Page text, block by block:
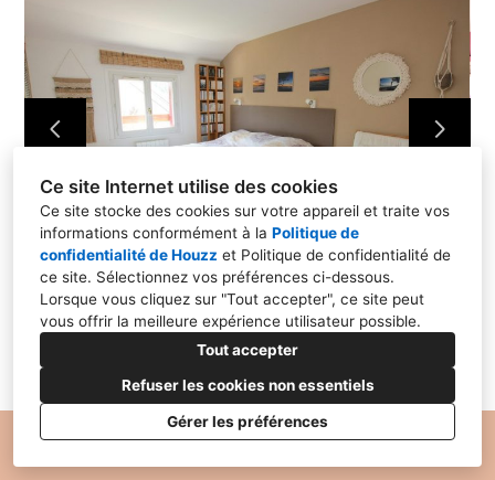
Ce site Internet utilise des cookies
Ce site stocke des cookies sur votre appareil et traite vos
informations conformément à la Politique de
confidentialité de Houzz et Politique de confidentialité de
ce site. Sélectionnez vos préférences ci-dessous.
Lorsque vous cliquez sur "Tout accepter", ce site peut
vous offrir la meilleure expérience utilisateur possible.
Tout accepter
Refuser les cookies non essentiels
Gérer les préférences
PROJETS PROS
RÉALISATIONS
CONTACT
Politique de Confidentialité Paramétrage des cookies